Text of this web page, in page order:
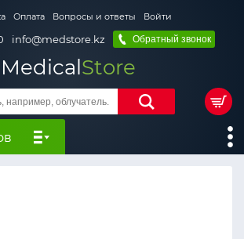
Оплата Вопросы и ответы Войти
info@medstore.kz Обратный звонок
MedicalStore